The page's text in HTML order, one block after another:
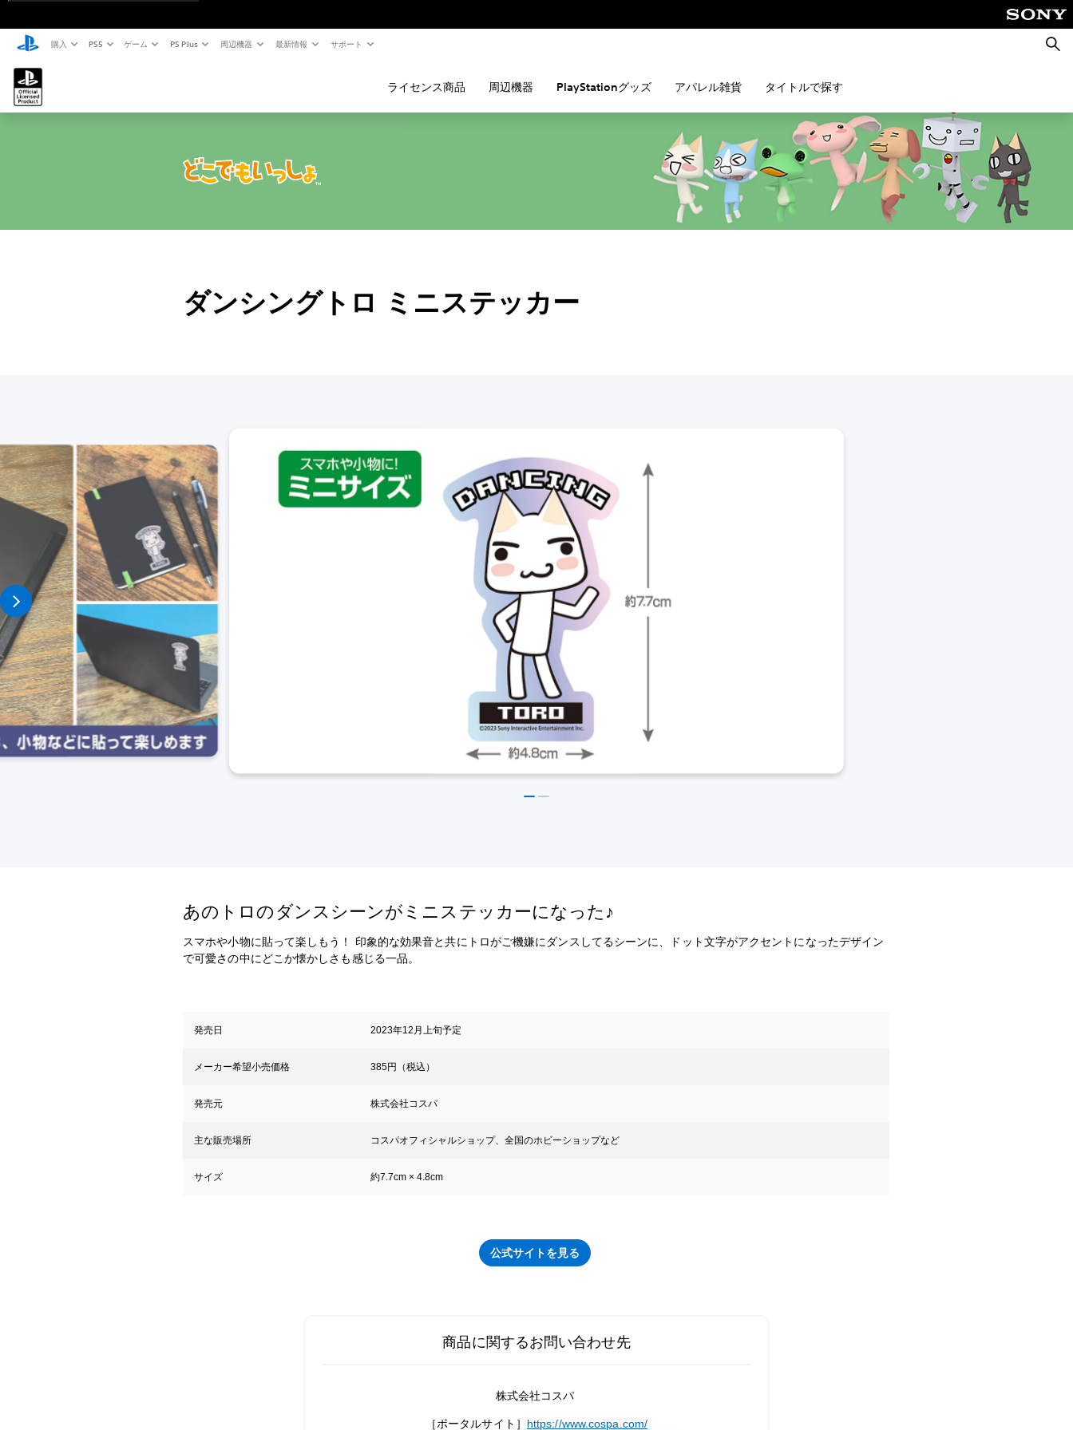
購入 PS5 ゲーム PS Plus 周辺機器 最新情報 サポート
検
索
ライセンス商品 周辺機器 PlayStationグッズ アパレル雑貨 タイトルで探す
ダンシングトロ ミニステッカー
あのトロのダンスシーンがミニステッカーになった♪
スマホや小物に貼って楽しもう！ 印象的な効果音と共にトロがご機嫌にダンスしてるシーンに、ドット文字がアクセントになったデザイン
で可愛さの中にどこか懐かしさも感じる一品。
発売日 2023年12月上旬予定
メーカー希望小売価格 385円（税込）
発売元 株式会社コスパ
主な販売場所 コスパオフィシャルショップ、全国のホビーショップなど
サイズ 約7.7cm × 4.8cm
公式サイトを見る
商品に関するお問い合わせ先
株式会社コスパ
［ポータルサイト］ https://www.cospa.com/